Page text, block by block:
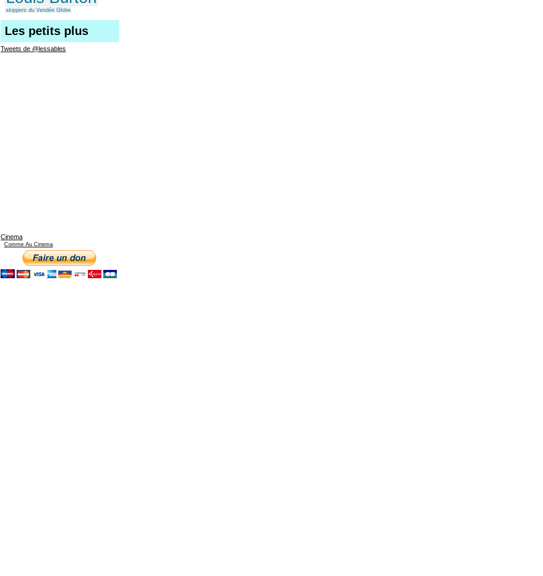
skippers du Vendée Globe
Les petits plus
Tweets de @lessables
Cinema
Comme Au Cinema